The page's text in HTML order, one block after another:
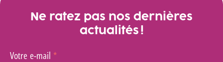
Ne ratez pas nos dernières
actualités !
Votre e-mail *